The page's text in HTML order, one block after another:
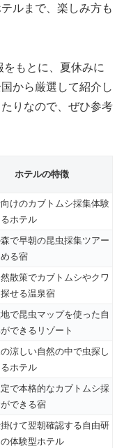
ルまで、楽しみ方も
もとに、夏休みに
から厳選して紹介し
りなので、ぜひ参考
ホテルの特徴
けのカブトムシ採集体験
ホテル
で早朝の昆虫採集ツアー
る宿
散策でカブトムシやクワ
せる温泉宿
で昆虫マップを使った自
できるリゾート
涼しい自然の中で虫探し
ホテル
で本格的なカブトムシ採
できる宿
けて翌朝確認する自由研
体験型ホテル